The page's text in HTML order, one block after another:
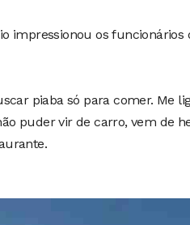
impressionou os
piaba só para comer. Me
puder vir de carro, vem de